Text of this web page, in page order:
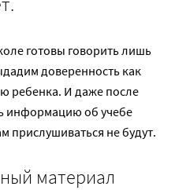
готовы говорить лишь
доверенность как
ребенка. И даже после
информацию об учебе
прислушиваться не будут.
материал